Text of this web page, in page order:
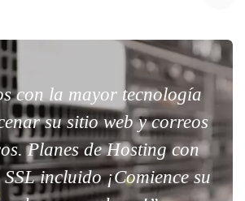
con la mayor tecnología
su sitio web y correos
Planes de Hosting con
incluido ¡Comience su